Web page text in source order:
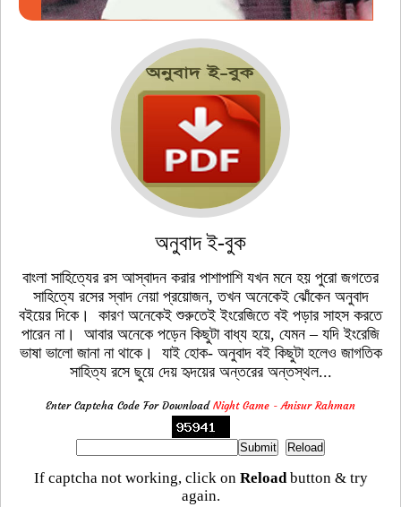
অনুবাদ ই-বুক
বাংলা সাহিত্যের রস আস্বাদন করার পাশাপাশি যখন মনে হয় পুরো জগতের
সাহিত্যে রসের স্বাদ নেয়া প্রয়োজন, তখন অনেকেই ঝোঁকেন অনুবাদ
বইয়ের দিকে। কারণ অনেকেই শুরুতেই ইংরেজিতে বই পড়ার সাহস করতে
পারেন না। আবার অনেকে পড়েন কিছুটা বাধ্য হয়ে, যেমন – যদি ইংরেজি
ভাষা ভালো জানা না থাকে। যাই হোক- অনুবাদ বই কিছুটা হলেও জাগতিক
সাহিত্য রসে ছুয়ে দেয় হৃদয়ের অন্তরের অন্তস্থল...
Enter Captcha Code For Download Night Game - Anisur Rahman
If captcha not working, click on Reloadbutton & try
again.